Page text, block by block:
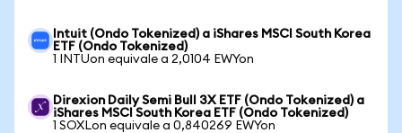
Intuit (Ondo Tokenized) a iShares MSCI South Korea
ETF (Ondo Tokenized)
1 INTUon equivale a 2,0104 EWYon
Direxion Daily Semi Bull 3X ETF (Ondo Tokenized) a
iShares MSCI South Korea ETF (Ondo Tokenized)
1 SOXLon equivale a 0,840269 EWYon